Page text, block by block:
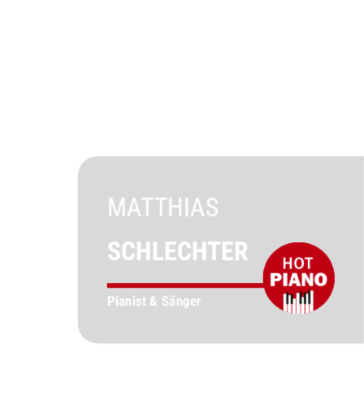
MATTHIAS
SCHLECHTER
Pianist & Sänger